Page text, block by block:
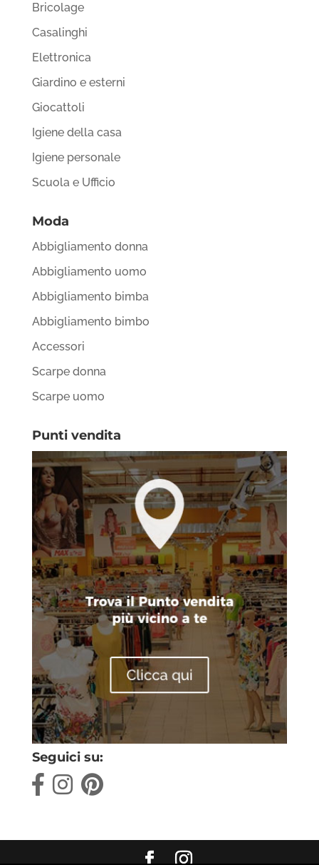
Bricolage
Casalinghi
Elettronica
Giardino e esterni
Giocattoli
Igiene della casa
Igiene personale
Scuola e Ufficio
Moda
Abbigliamento donna
Abbigliamento uomo
Abbigliamento bimba
Abbigliamento bimbo
Accessori
Scarpe donna
Scarpe uomo
Punti vendita
Seguici su: